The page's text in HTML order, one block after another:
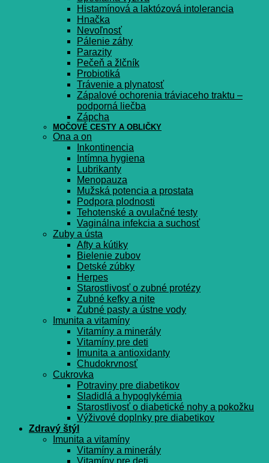
Histamínová a laktózová intolerancia
Hnačka
Nevoľnosť
Pálenie záhy
Parazity
Pečeň a žlčník
Probiotiká
Trávenie a plynatosť
Zápalové ochorenia tráviaceho traktu –
podporná liečba
Zápcha
MOČOVÉ CESTY A OBLIČKY
Ona a on
Inkontinencia
Intímna hygiena
Lubrikanty
Menopauza
Mužská potencia a prostata
Podpora plodnosti
Tehotenské a ovulačné testy
Vaginálna infekcia a suchosť
Zuby a ústa
Afty a kútiky
Bielenie zubov
Detské zúbky
Herpes
Starostlivosť o zubné protézy
Zubné kefky a nite
Zubné pasty a ústne vody
Imunita a vitamíny
Vitamíny a minerály
Vitamíny pre deti
Imunita a antioxidanty
Chudokrvnosť
Cukrovka
Potraviny pre diabetikov
Sladidlá a hypoglykémia
Starostlivosť o diabetické nohy a pokožku
Výživové doplnky pre diabetikov
Zdravý štýl
Imunita a vitamíny
Vitamíny a minerály